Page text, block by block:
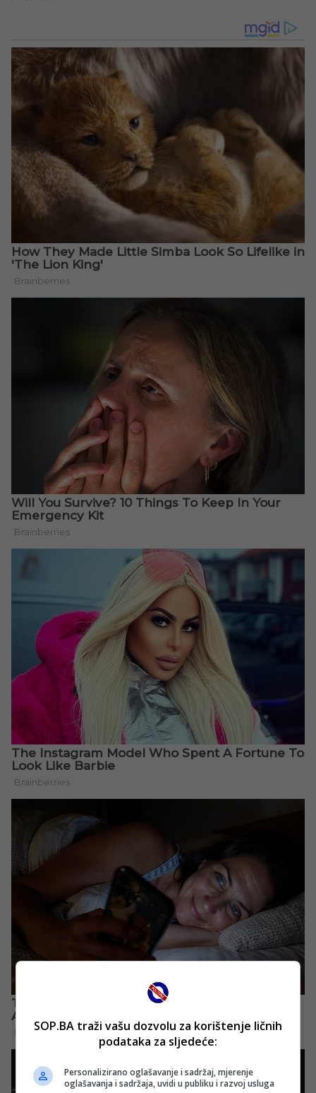
SOP.BA traži vašu dozvolu za korištenje ličnih
podataka za sljedeće:
Personalizirano oglašavanje i sadržaj, mjerenje
oglašavanja i sadržaja, uvidi u publiku i razvoj usluga